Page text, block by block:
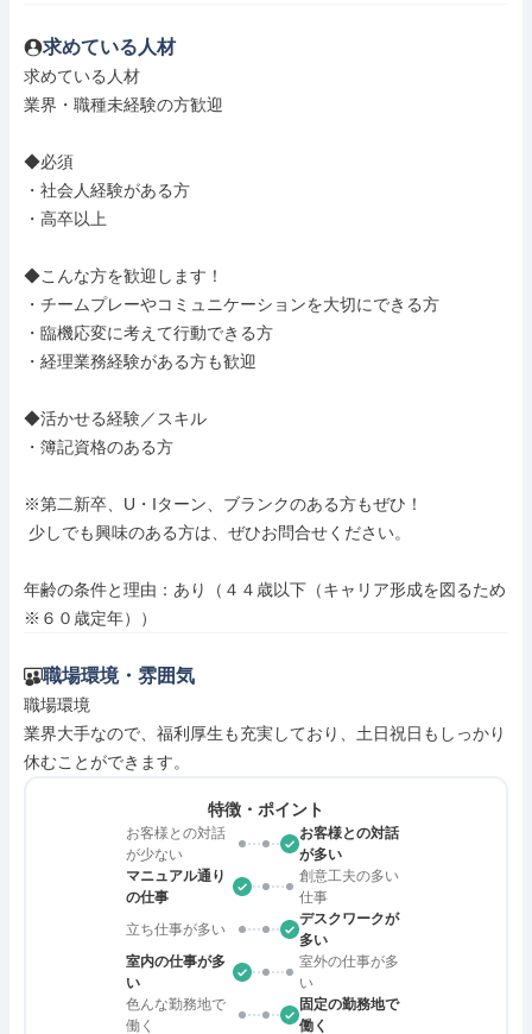
求めている人材
求めている人材
業界・職種未経験の方歓迎
◆必須
・社会人経験がある方
・高卒以上
◆こんな方を歓迎します！
・チームプレーやコミュニケーションを大切にできる方
・臨機応変に考えて行動できる方
・経理業務経験がある方も歓迎
◆活かせる経験／スキル
・簿記資格のある方
※第二新卒、U・Iターン、ブランクのある方もぜひ！
年齢の条件と理由：あり（４４歳以下（キャリア形成を図るため
※６０歳定年））
職場環境・雰囲気
職場環境
業界大手なので、福利厚生も充実しており、土日祝日もしっかり
休むことができます。
特徴・ポイント
お客様との対話
が少ない
お客様との対話
が多い
マニュアル通り
の仕事
創意工夫の多い
仕事
立ち仕事が多い
デスクワークが
多い
室内の仕事が多
い
室外の仕事が多
い
色んな勤務地で
働く
固定の勤務地で
働く